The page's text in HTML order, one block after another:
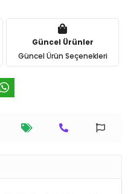
Güncel Ürünler
Güncel Ürün Seçenekleri